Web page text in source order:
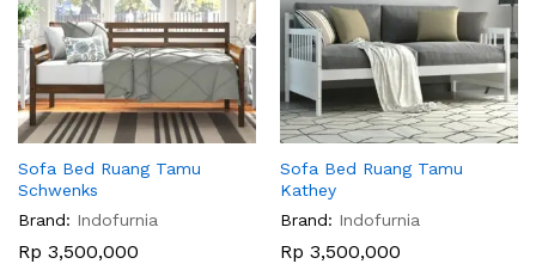
Sofa Bed Ruang Tamu
Schwenks
Brand: Indofurnia
Rp 3,500,000
Sofa Bed Ruang Tamu
Kathey
Brand: Indofurnia
Rp 3,500,000